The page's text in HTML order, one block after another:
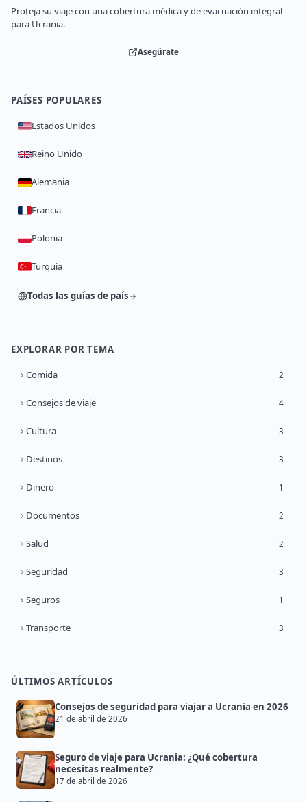
Proteja su viaje con una cobertura médica y de evacuación integral
para Ucrania.
Asegúrate
PAÍSES POPULARES
Estados Unidos
Reino Unido
Alemania
Francia
Polonia
Turquía
Todas las guías de país
EXPLORAR POR TEMA
Comida 2
Consejos de viaje 4
Cultura 3
Destinos 3
Dinero 1
Documentos 2
Salud 2
Seguridad 3
Seguros 1
Transporte 3
ÚLTIMOS ARTÍCULOS
Consejos de seguridad para viajar a Ucrania en 2026
21 de abril de 2026
Seguro de viaje para Ucrania: ¿Qué cobertura
necesitas realmente?
17 de abril de 2026